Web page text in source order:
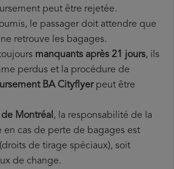
peut être rejetée.
le passager doit attendre que
retrouve les bagages.
manquants après 21 jours, ils
perdus et la procédure de
BA Cityflyerpeut être
Montréal, la responsabilité de la
en cas de perte de bagages est
de tirage spéciaux), soit
de change.